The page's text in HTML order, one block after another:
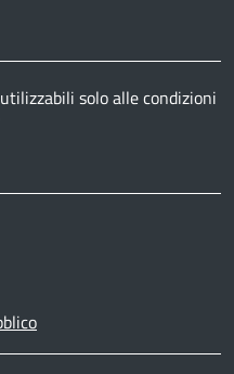
solo alle condizioni